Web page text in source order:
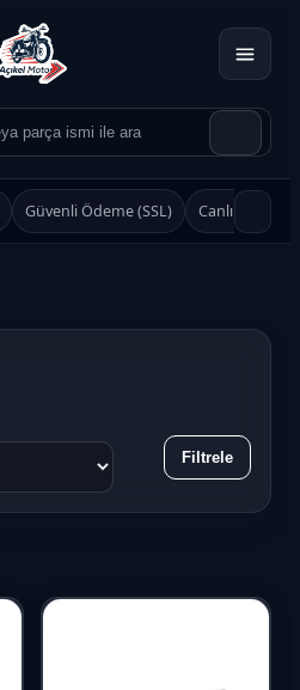
Güvenli Ödeme (SSL) Canlı Destek
Ara
Filtrele